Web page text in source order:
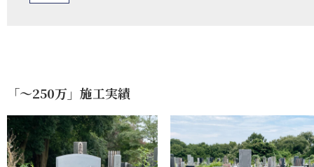
「〜250万」施工実績